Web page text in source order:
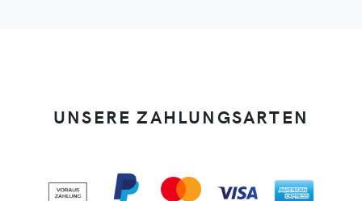
UNSERE ZAHLUNGSARTEN